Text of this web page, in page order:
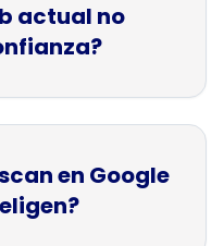
actual no
en Google